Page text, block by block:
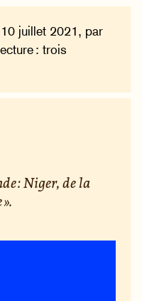
juillet 2021, par
: trois
: Niger, de la